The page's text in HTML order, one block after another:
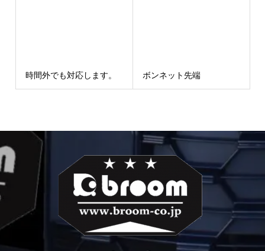
時間外でも対応します。 ボンネット先端